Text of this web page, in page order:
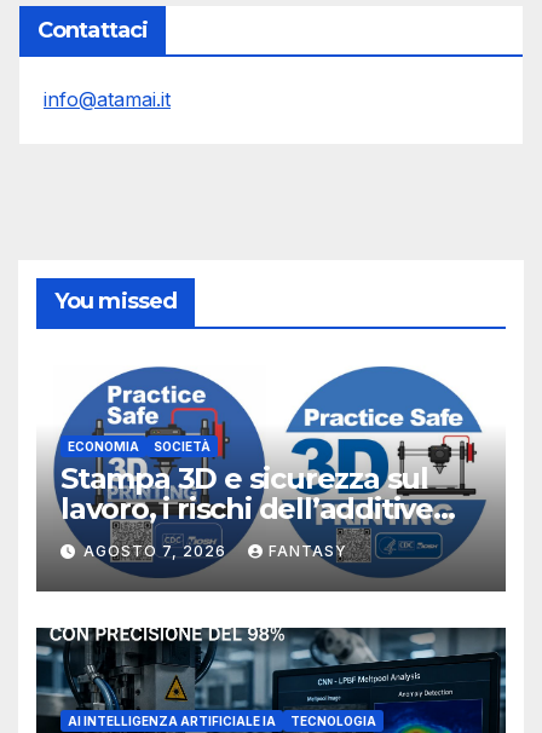
Contattaci
info@atamai.it
You missed
ECONOMIA SOCIETÀ
Stampa 3D e sicurezza sul
lavoro, i rischi dell’additive
manufacturing secondo
NIOSH
AGOSTO 7, 2026 FANTASY
AI INTELLIGENZA ARTIFICIALE IA TECNOLOGIA